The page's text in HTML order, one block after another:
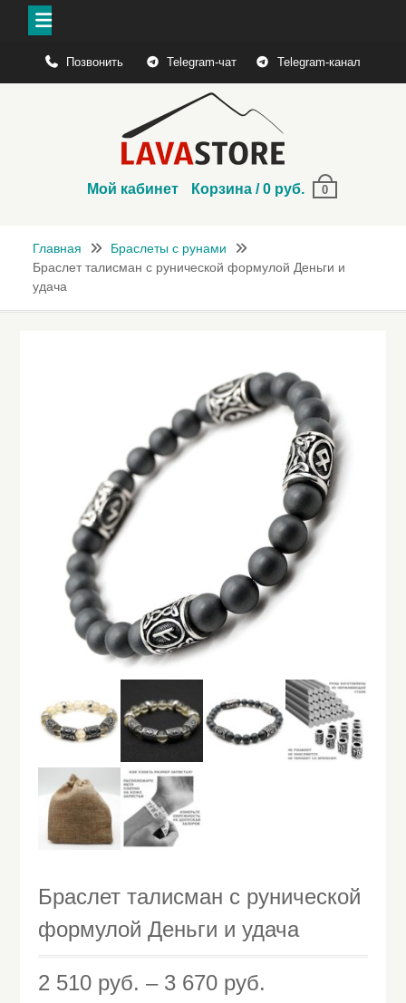
содержимому
Позвонить Telegram-чат Telegram-канал
Мой кабинет Корзина /0 руб. 0
Главная
Браслеты с рунами
Браслет талисман с рунической формулой Деньги и
удача
Браслет талисман с рунической
формулой Деньги и удача
2 510 руб. – 3 670 руб.